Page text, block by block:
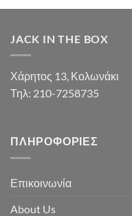
JACK IN THE BOX
Χάρητος 13, Κολωνάκι
Τηλ: 210-7258735
ΠΛΗΡΟΦΟΡΊΕΣ
Επικοινωνία
About Us